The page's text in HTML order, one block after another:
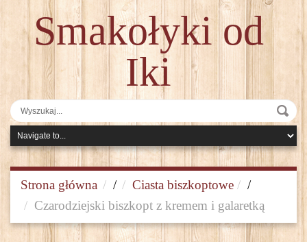
Smakołyki od
Iki
Strona główna / Ciasta biszkoptowe
/
Czarodziejski biszkopt z kremem i galaretką